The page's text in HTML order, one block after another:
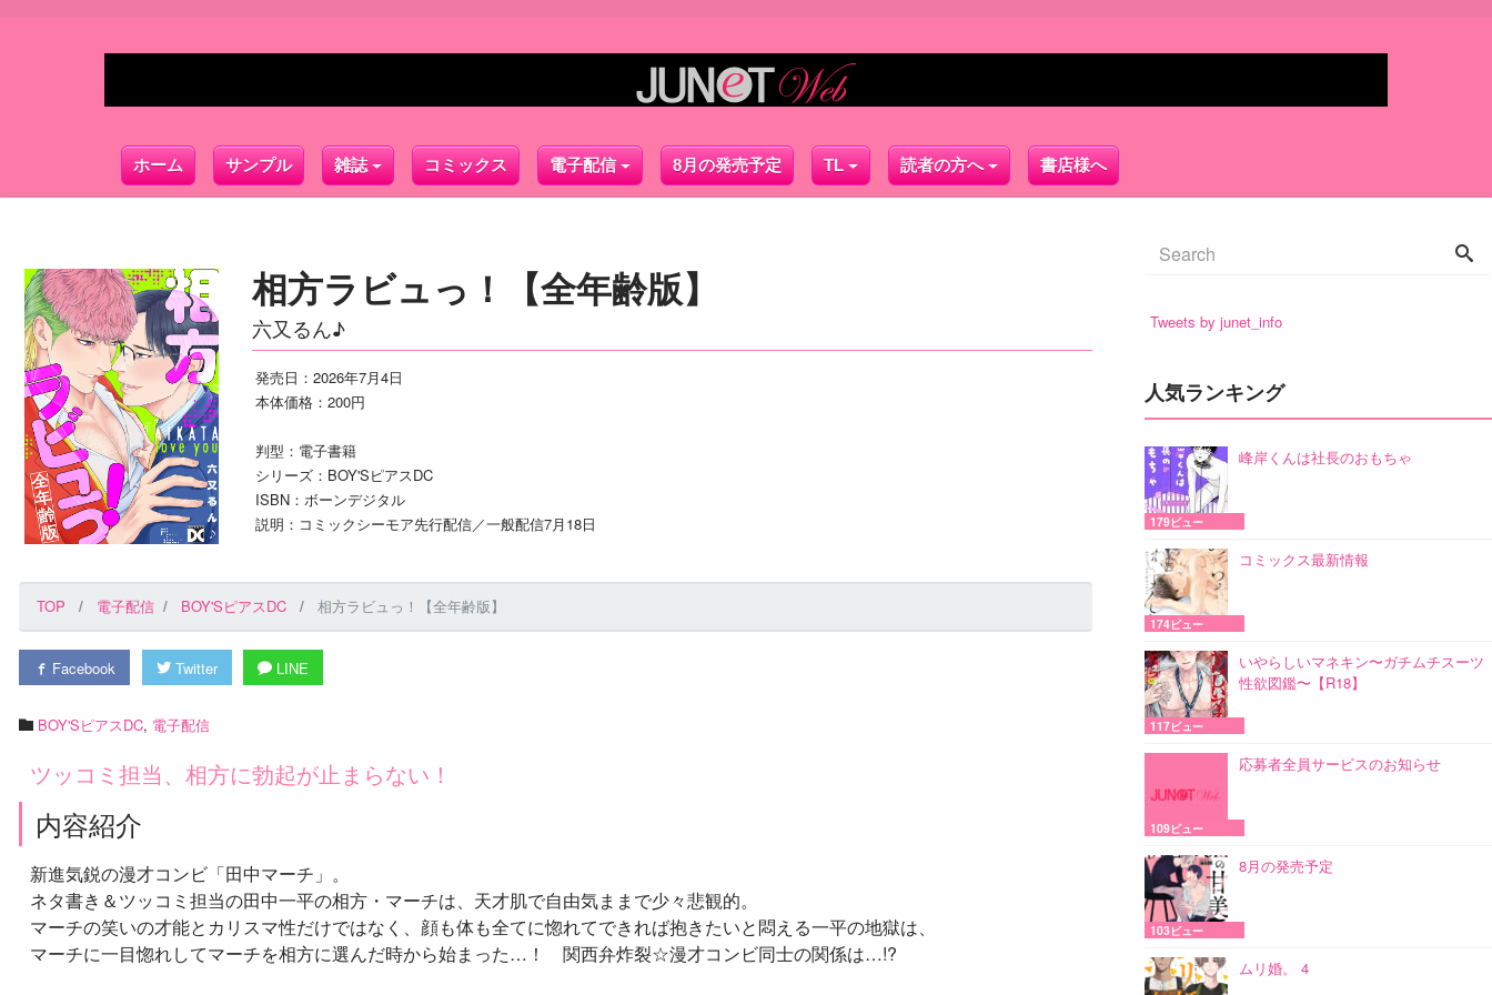
ホーム サンプル 雑誌 コミックス 電子配信 8月の発売予定 TL 読者の方へ 書店様へ
相方ラビュっ！【全年齢版】
六又るん♪
発売日：2026年7月4日
本体価格：200円
判型：電子書籍
シリーズ：BOY'SピアスDC
ISBN：ボーンデジタル
説明：コミックシーモア先行配信／一般配信7月18日
TOP 電子配信 BOY'SピアスDC 相方ラビュっ！【全年齢版】
Facebook Twitter LINE
BOY'SピアスDC, 電子配信
ツッコミ担当、相方に勃起が止まらない！
内容紹介
新進気鋭の漫才コンビ「田中マーチ」。
ネタ書き＆ツッコミ担当の田中一平の相方・マーチは、天才肌で自由気ままで少々悲観的。
マーチの笑いの才能とカリスマ性だけではなく、顔も体も全てに惚れてできれば抱きたいと悶える一平の地獄は、
マーチに一目惚れしてマーチを相方に選んだ時から始まった…！ 関西弁炸裂☆漫才コンビ同士の関係は…!?
Tweets by junet_info
人気ランキング
峰岸くんは社長のおもちゃ
179ビュー
コミックス最新情報
174ビュー
いやらしいマネキン〜ガチムチスーツ
性欲図鑑〜【R18】
117ビュー
応募者全員サービスのお知らせ
109ビュー
8月の発売予定
103ビュー
ムリ婚。 4